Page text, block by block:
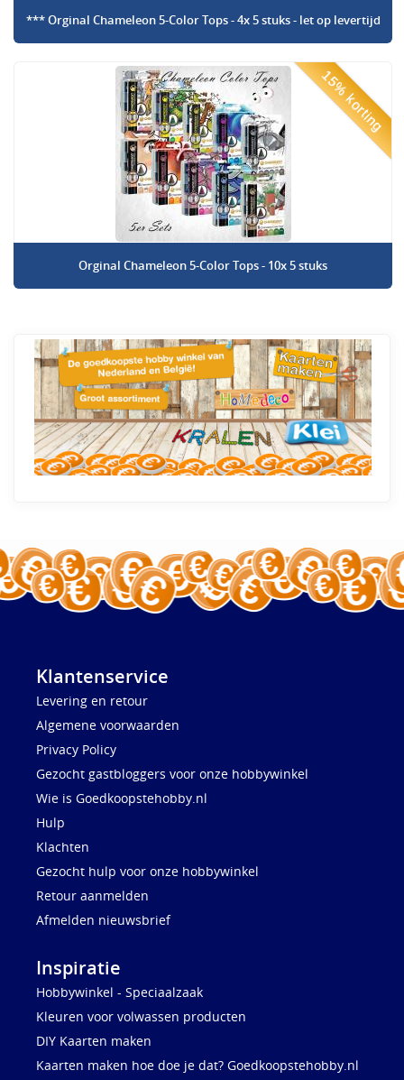
*** Orginal Chameleon 5-Color Tops - 4x 5 stuks - let op levertijd
15% korting
Orginal Chameleon 5-Color Tops - 10x 5 stuks
Klantenservice
Levering en retour
Algemene voorwaarden
Privacy Policy
Gezocht gastbloggers voor onze hobbywinkel
Wie is Goedkoopstehobby.nl
Hulp
Klachten
Gezocht hulp voor onze hobbywinkel
Retour aanmelden
Afmelden nieuwsbrief
Inspiratie
Hobbywinkel - Speciaalzaak
Kleuren voor volwassen producten
DIY Kaarten maken
Kaarten maken hoe doe je dat? Goedkoopstehobby.nl